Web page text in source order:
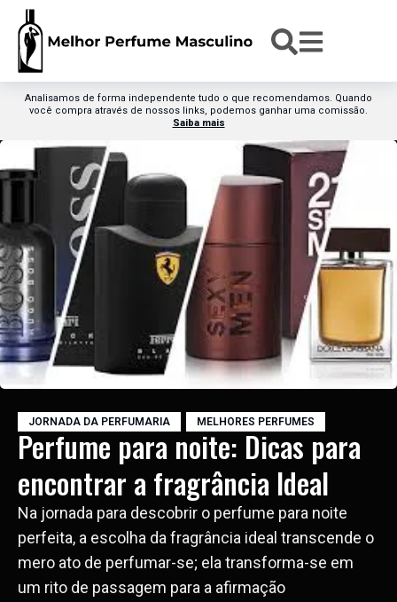
Analisamos de forma independente tudo o que recomendamos. Quando
você compra através de nossos links, podemos ganhar uma comissão.
Saiba mais
JORNADA DA PERFUMARIA MELHORES PERFUMES
Perfume para noite: Dicas para
encontrar a fragrância Ideal
Na jornada para descobrir o perfume para noite
perfeita, a escolha da fragrância ideal transcende o
mero ato de perfumar-se; ela transforma-se em
um rito de passagem para a afirmação